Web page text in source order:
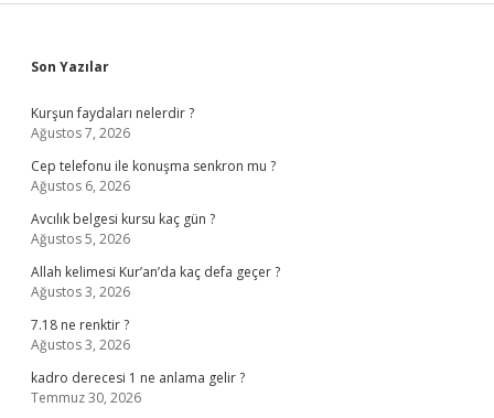
Sidebar
Son Yazılar
Kurşun faydaları nelerdir ?
Ağustos 7, 2026
Cep telefonu ile konuşma senkron mu ?
Ağustos 6, 2026
Avcılık belgesi kursu kaç gün ?
Ağustos 5, 2026
Allah kelimesi Kur’an’da kaç defa geçer ?
Ağustos 3, 2026
7.18 ne renktir ?
Ağustos 3, 2026
kadro derecesi 1 ne anlama gelir ?
Temmuz 30, 2026